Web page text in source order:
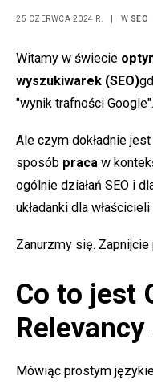
25 CZERWCA 2024 R. W SEO
Witamy w świecie
wyszukiwarek (SEO)
"wynik trafności Google".
Ale czym dokładnie
sposób praca w
ogólnie działań SEO i
układanki dla
Zanurzmy się. Zapnijcie
Co to jest
Relevancy
Mówiąc prostym